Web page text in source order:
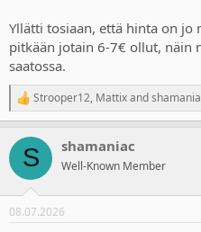
Yllätti tosiaan, että hinta on jo
pitkään jotain 6-7€ ollut, näin
saatossa.
R
e
c
i
s
Strooper12, Mattixand
S shamaniac
Well-Known Member
08.07.2026